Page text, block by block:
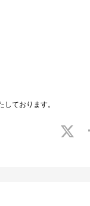
ております。